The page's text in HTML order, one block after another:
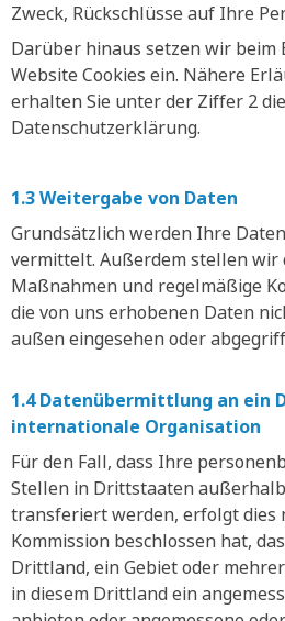
Zweck, Rückschlüsse auf Ihre
Darüber hinaus setzen wir beim
Website Cookies ein. Nähere
erhalten Sie unter der Ziffer 2
Datenschutzerklärung.
1.3 Weitergabe von Daten
Grundsätzlich werden Ihre
vermittelt. Außerdem stellen wir
Maßnahmen und regelmäßige
die von uns erhobenen Daten
außen eingesehen oder
1.4 Datenübermittlung an ein
internationale Organisation
Für den Fall, dass Ihre
Stellen in Drittstaaten außerhalb
transferiert werden, erfolgt dies
Kommission beschlossen hat,
Drittland, ein Gebiet oder
in diesem Drittland ein